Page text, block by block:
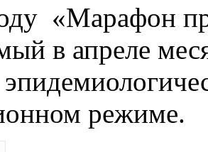
«Марафон
в апреле
режиме.